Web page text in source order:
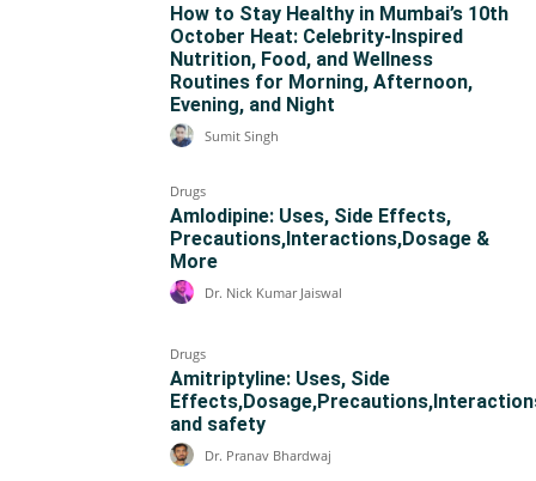
How to Stay Healthy in Mumbai’s 10th
October Heat: Celebrity-Inspired
Nutrition, Food, and Wellness
Routines for Morning, Afternoon,
Evening, and Night
Sumit Singh
Drugs
Amlodipine: Uses, Side Effects,
Precautions,Interactions,Dosage &
More
Dr. Nick Kumar Jaiswal
Drugs
Amitriptyline: Uses, Side
and safety
Dr. Pranav Bhardwaj